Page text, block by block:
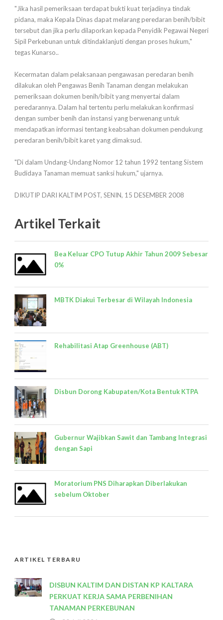
"Jika hasil pemeriksaan terdapat bukti kuat terjadinya tindak
pidana, maka Kepala Dinas dapat melarang peredaran benih/bibit
tersebut dan jika perlu dilaporkan kepada Penyidik Pegawai Negeri
Sipil Perkebunan untuk ditindaklanjuti dengan proses hukum,"
tegas Kunarso..
Kecermatan dalam pelaksanaan pengawasan peredaran benih
dilakukan oleh Pengawas Benih Tanaman dengan melakukan
pemeriksaan dokumen benih/bibit yang menyertai dalam
peredarannya. Dalam hal tertentu perlu melakukan konfirmasi
dengan sumber benih dan instansi yang berwenang untuk
mendapatkan informasi tentang keabsahan dokumen pendukung
peredaran benih/bibit karet yang dimaksud.
"Di dalam Undang-Undang Nomor 12 tahun 1992 tentang Sistem
Budidaya Tanaman memuat sanksi hukum," ujarnya.
DIKUTIP DARI KALTIM POST, SENIN, 15 DESEMBER 2008
Artikel Terkait
Bea Keluar CPO Tutup Akhir Tahun 2009 Sebesar
0%
MBTK Diakui Terbesar di Wilayah Indonesia
Rehabilitasi Atap Greenhouse (ABT)
Disbun Dorong Kabupaten/Kota Bentuk KTPA
Gubernur Wajibkan Sawit dan Tambang Integrasi
dengan Sapi
Moratorium PNS Diharapkan Diberlakukan
sebelum Oktober
ARTIKEL TERBARU
DISBUN KALTIM DAN DISTAN KP KALTARA
PERKUAT KERJA SAMA PERBENIHAN
TANAMAN PERKEBUNAN